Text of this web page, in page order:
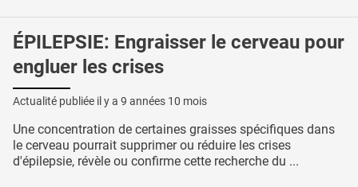
ÉPILEPSIE: Engraisser le cerveau pour
engluer les crises
Actualité publiée il y a 9 années 10 mois
Une concentration de certaines graisses spécifiques dans
le cerveau pourrait supprimer ou réduire les crises
d'épilepsie, révèle ou confirme cette recherche du ...